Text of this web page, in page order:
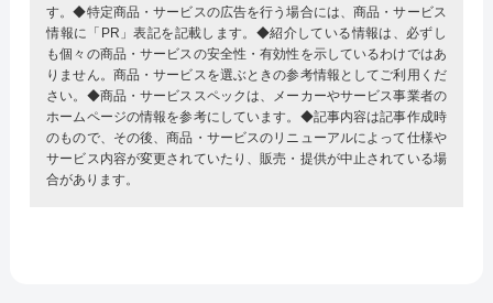
す。◆特定商品・サービスの広告を行う場合には、商品・サービス
情報に「PR」表記を記載します。◆紹介している情報は、必ずし
も個々の商品・サービスの安全性・有効性を示しているわけではあ
りません。商品・サービスを選ぶときの参考情報としてご利用くだ
さい。◆商品・サービススペックは、メーカーやサービス事業者の
ホームページの情報を参考にしています。◆記事内容は記事作成時
のもので、その後、商品・サービスのリニューアルによって仕様や
サービス内容が変更されていたり、販売・提供が中止されている場
合があります。